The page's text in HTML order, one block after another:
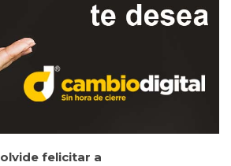
felicitar a